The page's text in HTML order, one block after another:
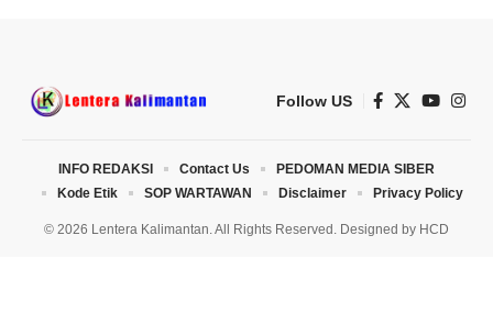
Follow US
© 2026 Lentera Kalimantan. All Rights Reserved. Designed by HCD
INFO REDAKSI Contact Us
PEDOMAN MEDIA SIBER
Kode Etik
SOP WARTAWAN Disclaimer Privacy Policy